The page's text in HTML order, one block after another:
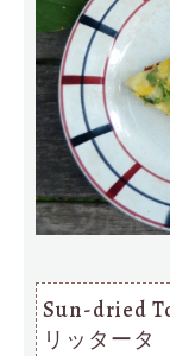
Sun-dried
リッタータ